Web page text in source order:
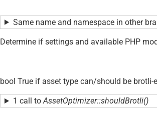
Same name and namespace in other
Determine if settings and available PHP
bool True if asset type can/should be brotli-
1 call toAssetOptimizer::shouldBrotli()